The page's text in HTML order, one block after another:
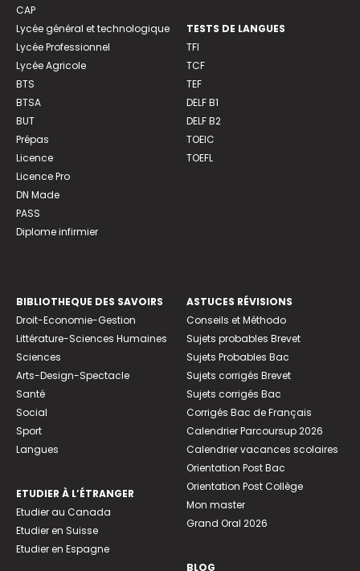
CAP
Lycée général et technologique
Lycée Professionnel
Lycée Agricole
BTS
BTSA
BUT
Prépas
Licence
Licence Pro
DN Made
PASS
Diplome infirmier
TESTS DE LANGUES
TFI
TCF
TEF
DELF B1
DELF B2
TOEIC
TOEFL
BIBLIOTHEQUE DES SAVOIRS
Droit-Economie-Gestion
Littérature-Sciences Humaines
Sciences
Arts-Design-Spectacle
Santé
Social
Sport
Langues
ETUDIER À L’ÉTRANGER
Etudier au Canada
Etudier en Suisse
Etudier en Espagne
ASTUCES RÉVISIONS
Conseils et Méthodo
Sujets probables Brevet
Sujets Probables Bac
Sujets corrigés Brevet
Sujets corrigés Bac
Corrigés Bac de Français
Calendrier Parcoursup 2026
Calendrier vacances scolaires
Orientation Post Bac
Orientation Post Collège
Mon master
Grand Oral 2026
BLOG